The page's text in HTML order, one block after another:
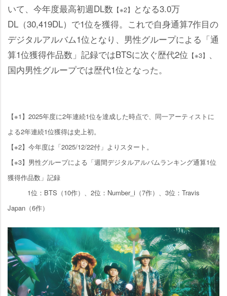
いて、今年度最高初週DL数 【※2】 となる3.0万
DL（30,419DL）で1位を獲得。これで自身通算7作目の
デジタルアルバム1位となり、男性グループによる「通
算1位獲得作品数」記録ではBTSに次ぐ歴代2位 【※3】 、
国内男性グループでは歴代1位となった。
【※1】2025年度に2年連続1位を達成した時点で、同一アーティストに
よる2年連続1位獲得は史上初。
【※2】今年度は「2025/12/22付」よりスタート。
【※3】男性グループによる「週間デジタルアルバムランキング通算1位
獲得作品数」記録
1位：BTS（10作）、2位：Number_i（7作）、3位：Travis
Japan（6作）